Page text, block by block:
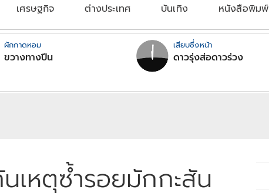
เศรษฐกิจ ต่างประเทศ บันเทิง หนังสือพิมพ์
ผักกาดหอม
ขวางทางปืน
เสียบซึ่งหน้า
ดาวรุ่งส่อดาวร่วง
เหตุซ้ำรอยมักกะสัน